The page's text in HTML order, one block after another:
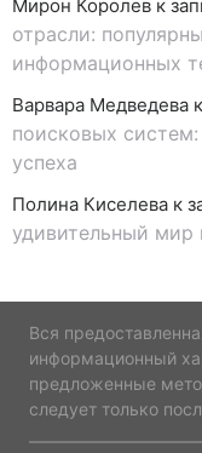
Мирон Королев к
отрасли:
информационных
Варвара Медведева
поисковых
успеха
Полина Киселева к
удивительный мир
Вся
информационный
предложенные
следует только